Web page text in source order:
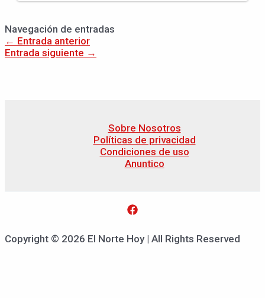
Navegación de entradas
← Entrada anterior
Entrada siguiente →
Sobre Nosotros
Políticas de privacidad
Condiciones de uso
Anuntico
Copyright © 2026 El Norte Hoy | All Rights Reserved